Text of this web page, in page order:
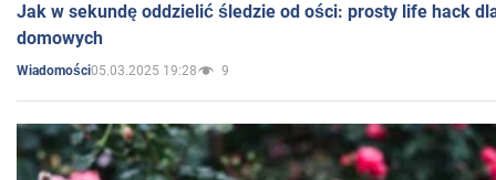
Jak w sekundę oddzielić śledzie od ości: prosty life hack
domowych
Wiadomości05.03.2025 19:28 9